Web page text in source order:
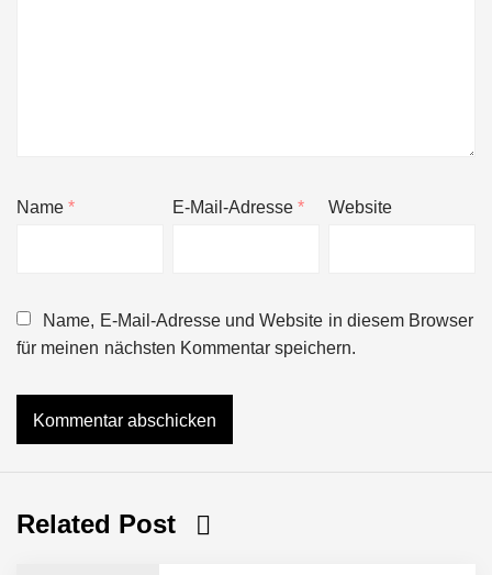
Name* E-Mail-Adresse* Website
Name, E-Mail-Adresse und Website in diesem Browser
für meinen nächsten Kommentar speichern.
Related Post